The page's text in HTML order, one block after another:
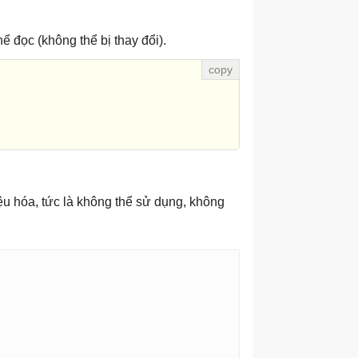
đọc (không thể bị thay đổi).
hóa, tức là không thể sử dụng, không